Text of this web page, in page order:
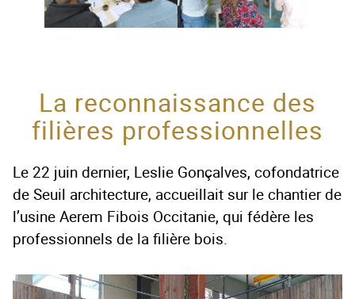
La reconnaissance des
filières professionnelles
Le 22 juin dernier, Leslie Gonçalves, cofondatrice
de Seuil architecture, accueillait sur le chantier de
l’usine Aerem Fibois Occitanie, qui fédère les
professionnels de la filière bois.